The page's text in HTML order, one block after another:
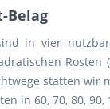
Belag
in vier
statten wir
in 60, 70, 80,